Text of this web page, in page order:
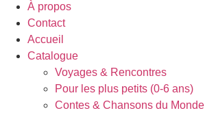
À propos
Contact
Accueil
Catalogue
Voyages & Rencontres
Pour les plus petits (0-6 ans)
Contes & Chansons du Monde